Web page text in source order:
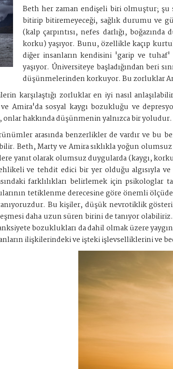
Beth her zaman endişeli biri olmuştur; şu
bitirip bitiremeyeceği, sağlık durumu ve
(kalp çarpıntısı, nefes darlığı,
korku) yaşıyor. Bunu, özellikle kaçıp
diğer insanların kendisini 'garip ve
yaşıyor. Üniversiteye başladığından beri
düşünmelerinden korkuyor. Bu zorluklar
karşılaştığı zorluklar en iyi nasıl
Amira'da sosyal kaygı bozukluğu ve
onlar hakkında düşünmenin yalnızca bir yoludur.
arasında benzerlikler de vardır ve bu
Beth, Marty ve Amira sıklıkla yoğun
yanıt olarak olumsuz duygularda (kaygı,
ve tehdit edici bir yer olduğu algısıyla ve
farklılıkları belirlemek için psikologlar
tetiklenme derecesine göre önemli
Bu kişiler, düşük nevrotiklik
daha uzun süren birini de tanıyor
bozuklukları da dahil olmak üzere
ilişkilerindeki ve işteki işlevselliklerini ve